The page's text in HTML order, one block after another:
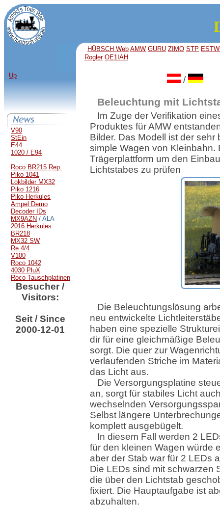
HÜBSCH Web AMW GURU ZIMO STP
Rogler OE1IAH
Up
V90
StEin
E44
1020 / E94
Roco BR215 Rep.
Piko 1041
Lokbilder MX32
Piko 1216
Piko Herkules
Ampel Demo
Decoder IDs
MX9AZN / ALA
2016 Herkules
BR218
MX32 SW
Re 4/4
V100
Roco 1042
4030 PluX
Roco Tauschplatinen
Besucher /
Visitors:
Seit / Since
2000-12-01
/
Beleuchtung mit
Im Zuge der Verifikation
Produktes für AMW
Bilder. Das Modell ist der sehr
simple Wagen von Kleinbahn.
Trägerplattform um den
Lichtstabes zu prüfen
Die Beleuchtungslösung
neu entwickelte
haben eine spezielle
dir für eine gleichmäßige
sorgt. Die quer zur
verlaufenden Striche im
das Licht aus.
Die Versorgungsplatine
an, sorgt für stabiles Licht
wechselnden
Selbst längere
komplett ausgebügelt.
In diesem Fall werden 2
für den kleinen Wagen würde
aber der Stab war für 2 LEDs
Die LEDs sind mit schwarzen
die über den Lichtstab
fixiert. Die Hauptaufgabe ist
abzuhalten.